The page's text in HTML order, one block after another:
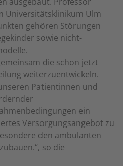
Universitätsklinikum Ulm
gehören Störungen
sowie nicht-
die schon jetzt
weiterzuentwickeln.
Patientinnen und
ein
Versorgungsangebot zu
den ambulanten
so die